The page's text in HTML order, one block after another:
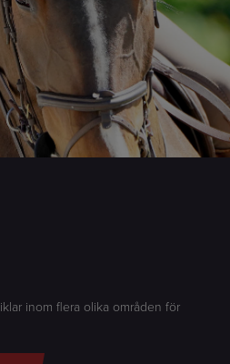
inom flera olika områden för